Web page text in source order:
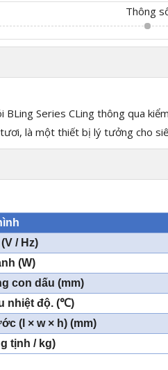
Thông
BLing Series CLing thông qua
là một thiết bị lý tưởng cho
/ Hz)
(W)
con dấu (mm)
nhiệt độ. (℃)
(l × w × h) (mm)
tịnh / kg)